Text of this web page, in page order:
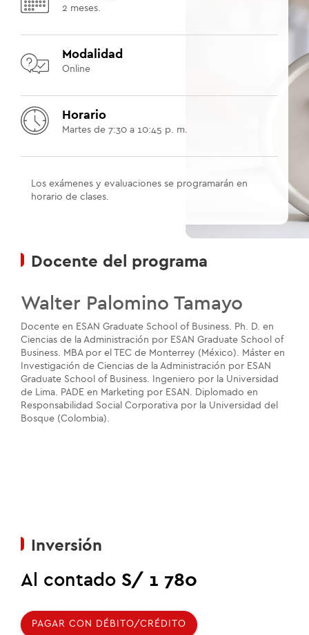
2 meses.
Modalidad
Online
Horario
Martes de 7:30 a 10:45 p. m.
Los exámenes y evaluaciones se programarán en
horario de clases.
Docente del programa
Walter Palomino Tamayo
Docente en ESAN Graduate School of Business. Ph. D. en
Ciencias de la Administración por ESAN Graduate School of
Business. MBA por el TEC de Monterrey (México). Máster en
Investigación de Ciencias de la Administración por ESAN
Graduate School of Business. Ingeniero por la Universidad
de Lima. PADE en Marketing por ESAN. Diplomado en
Responsabilidad Social Corporativa por la Universidad del
Bosque (Colombia).
Inversión
Al contado S/ 1 780
PAGAR CON DÉBITO/CRÉDITO